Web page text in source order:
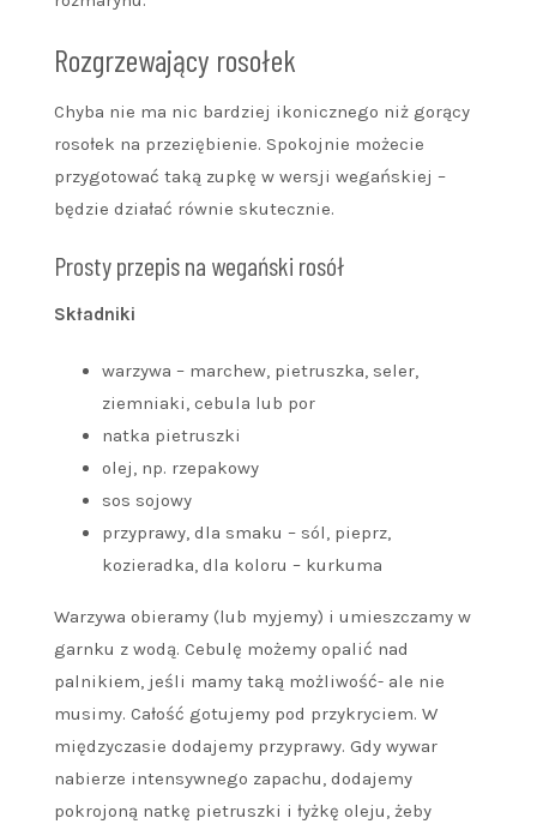
Rozgrzewający rosołek
Chyba nie ma nic bardziej ikonicznego niż gorący
rosołek na przeziębienie. Spokojnie możecie
przygotować taką zupkę w wersji wegańskiej –
będzie działać równie skutecznie.
Prosty przepis na wegański rosół
Składniki
warzywa – marchew, pietruszka, seler,
ziemniaki, cebula lub por
natka pietruszki
olej, np. rzepakowy
sos sojowy
przyprawy, dla smaku – sól, pieprz,
kozieradka, dla koloru – kurkuma
Warzywa obieramy (lub myjemy) i umieszczamy w
garnku z wodą. Cebulę możemy opalić nad
palnikiem, jeśli mamy taką możliwość- ale nie
musimy. Całość gotujemy pod przykryciem. W
międzyczasie dodajemy przyprawy. Gdy wywar
nabierze intensywnego zapachu, dodajemy
pokrojoną natkę pietruszki i łyżkę oleju, żeby